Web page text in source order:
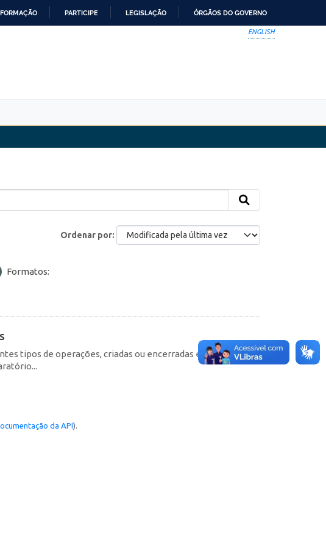
PARTICIPE LEGISLAÇÃO ÓRGÃOS DO GOVERNO
ENGLISH
Ordenar por
Formatos:
tipos de operações, criadas ou encerradas em cada
da API).